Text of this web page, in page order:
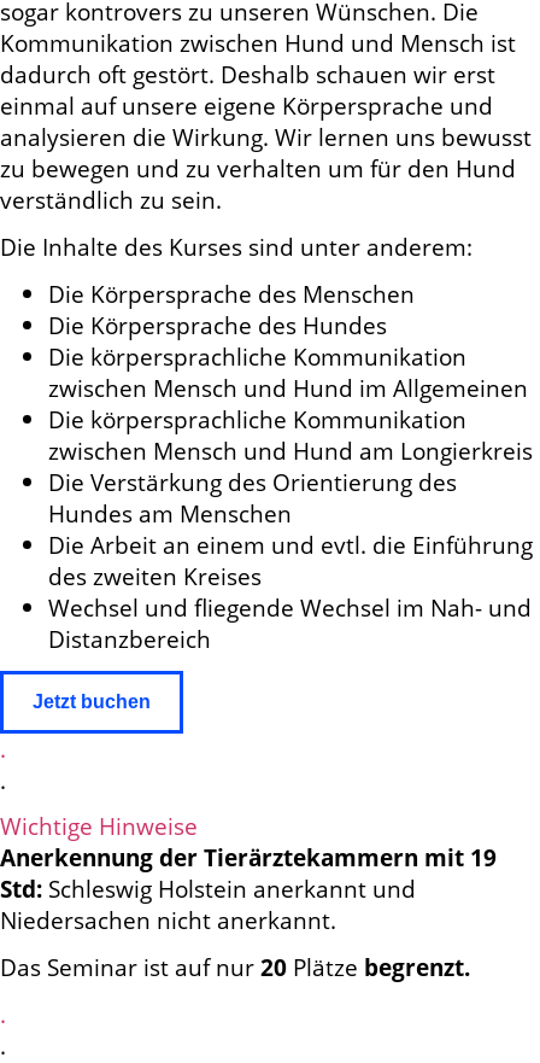
sogar kontrovers zu unseren Wünschen. Die
Kommunikation zwischen Hund und Mensch ist
dadurch oft gestört. Deshalb schauen wir erst
einmal auf unsere eigene Körpersprache und
analysieren die Wirkung. Wir lernen uns bewusst
zu bewegen und zu verhalten um für den Hund
verständlich zu sein.
Die Inhalte des Kurses sind unter anderem:
Die Körpersprache des Menschen
Die Körpersprache des Hundes
Die körpersprachliche Kommunikation
zwischen Mensch und Hund im Allgemeinen
Die körpersprachliche Kommunikation
zwischen Mensch und Hund am Longierkreis
Die Verstärkung des Orientierung des
Hundes am Menschen
Die Arbeit an einem und evtl. die Einführung
des zweiten Kreises
Wechsel und fliegende Wechsel im Nah- und
Distanzbereich
Jetzt buchen
.
.
Wichtige Hinweise
Anerkennung der Tierärztekammern mit 19
Std: Schleswig Holstein anerkannt und
Niedersachen nicht anerkannt.
Das Seminar ist auf nur20 Plätze begrenzt.
.
.